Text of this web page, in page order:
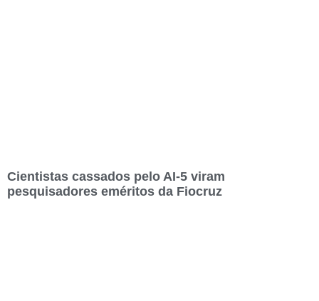
Cientistas cassados pelo AI-5 viram
pesquisadores eméritos da Fiocruz